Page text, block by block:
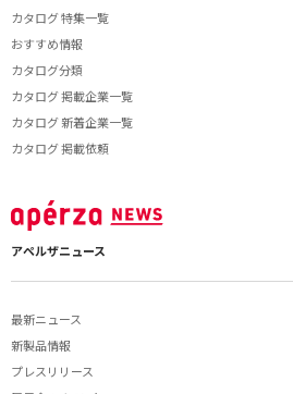
カタログ 特集一覧
おすすめ情報
カタログ分類
カタログ 掲載企業一覧
カタログ 新着企業一覧
カタログ 掲載依頼
アペルザニュース
最新ニュース
新製品情報
プレスリリース